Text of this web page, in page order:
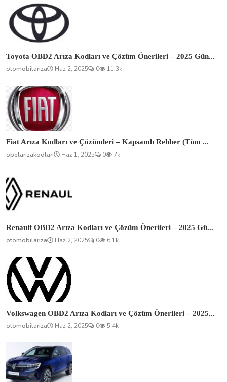
Toyota OBD2 Arıza Kodları ve Çözüm Önerileri – 2025 Gün...
otomobilariza
Haz 2, 2025 0 11.3k
Fiat Arıza Kodları ve Çözümleri – Kapsamlı Rehber (Tüm ...
opelarızakodları
Haz 1, 2025 0 7k
Renault OBD2 Arıza Kodları ve Çözüm Önerileri – 2025 Gü...
otomobilariza
Haz 2, 2025 0 6.1k
Volkswagen OBD2 Arıza Kodları ve Çözüm Önerileri – 2025...
otomobilariza
Haz 2, 2025 0 5.4k